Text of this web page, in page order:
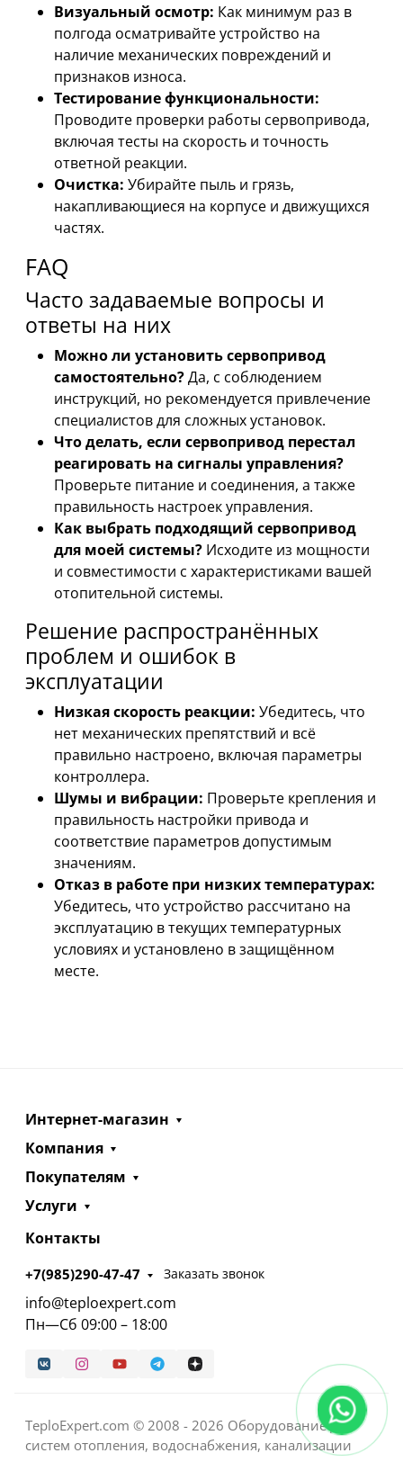
Визуальный осмотр: Как минимум раз в
полгода осматривайте устройство на
наличие механических повреждений и
признаков износа.
Тестирование функциональности:
Проводите проверки работы сервопривода,
включая тесты на скорость и точность
ответной реакции.
Очистка: Убирайте пыль и грязь,
накапливающиеся на корпусе и движущихся
частях.
FAQ
Часто задаваемые вопросы и
ответы на них
Можно ли установить сервопривод
самостоятельно?Да, с соблюдением
инструкций, но рекомендуется привлечение
специалистов для сложных установок.
Что делать, если сервопривод перестал
реагировать на сигналы управления?
Проверьте питание и соединения, а также
правильность настроек управления.
Как выбрать подходящий сервопривод
для моей системы? Исходите из мощности
и совместимости с характеристиками вашей
отопительной системы.
Решение распространённых
проблем и ошибок в
эксплуатации
Низкая скорость реакции: Убедитесь, что
нет механических препятствий и всё
правильно настроено, включая параметры
контроллера.
Шумы и вибрации: Проверьте крепления и
правильность настройки привода и
соответствие параметров допустимым
значениям.
Отказ в работе при низких температурах:
Убедитесь, что устройство рассчитано на
эксплуатацию в текущих температурных
условиях и установлено в защищённом
месте.
Интернет-магазин
Компания
Покупателям
Услуги
Контакты
+7(985)290-47-47 Заказать звонок
info@teploexpert.com
Пн—Сб 09:00 – 18:00
TeploExpert.com © 2008 - 2026 Оборудование для
систем отопления, водоснабжения, канализации